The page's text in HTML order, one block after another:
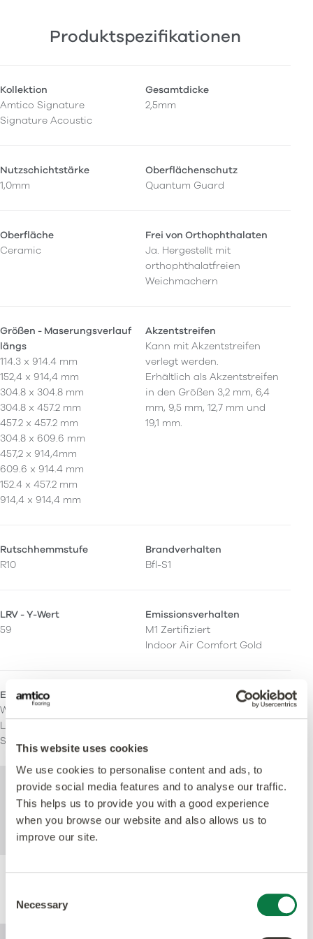
This website uses cookies
We use cookies to personalise content and ads, to
provide social media features and to analyse our traffic.
This helps us to provide you with a good experience
when you browse our website and also allows us to
improve our site.
Selection
Necessary
Produktspezifikationen
Kollektion
Amtico Signature
Signature Acoustic
Gesamtdicke
2,5mm
Nutzschichtstärke
1,0mm
Oberflächenschutz
Quantum Guard
Oberfläche
Ceramic
Frei von Orthophthalaten
Ja. Hergestellt mit
orthophthalatfreien
Weichmachern
Größen - Maserungsverlauf
längs
114.3 x 914.4 mm
152,4 x 914,4 mm
304.8 x 304.8 mm
304.8 x 457.2 mm
457.2 x 457.2 mm
304.8 x 609.6 mm
457,2 x 914,4mm
609.6 x 914.4 mm
152.4 x 457.2 mm
914,4 x 914,4 mm
Akzentstreifen
Kann mit Akzentstreifen
verlegt werden.
Erhältlich als Akzentstreifen
in den Größen 3,2 mm, 6,4
mm, 9,5 mm, 12,7 mm und
19,1 mm.
Rutschhemmstufe
R10
Brandverhalten
Bfl-S1
LRV - Y-Wert
59
Emissionsverhalten
M1 Zertifiziert
Indoor Air Comfort Gold
Einsatzbereich
Wohnen
Leichte kommerzielle
Schwere kommerzielle
Weitere technische Informationen zu
diesem Produkt finden Sie im Dokument
mit den technischen Spezifikationen, das
unten zum Download steht zur Verfügung.